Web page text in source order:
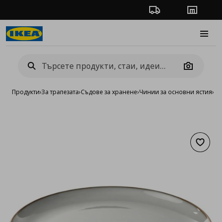
Проследяване на
Camera
Продукти›За трапезата›Съдове за хранене›Чинии за основни ястия›